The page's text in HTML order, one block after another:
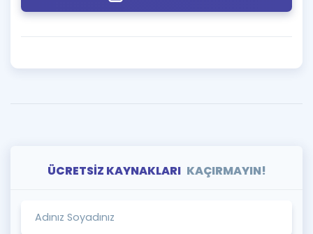
ÜCRETSİZ KAYNAKLARI KAÇIRMAYIN!